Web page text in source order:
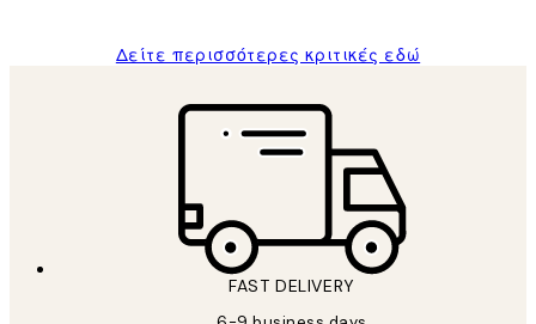
Δείτε περισσότερες κριτικές εδώ
FAST DELIVERY